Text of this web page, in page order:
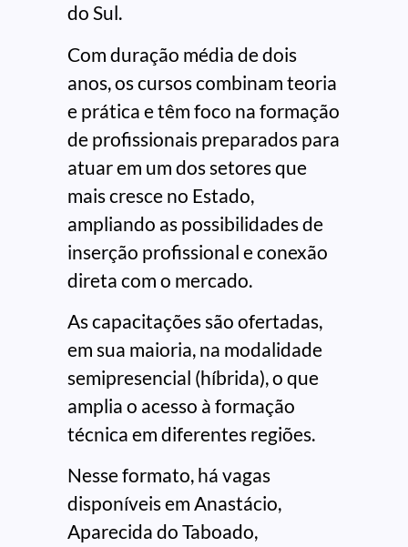
do Sul.
Com duração média de dois
anos, os cursos combinam teoria
e prática e têm foco na formação
de profissionais preparados para
atuar em um dos setores que
mais cresce no Estado,
ampliando as possibilidades de
inserção profissional e conexão
direta com o mercado.
As capacitações são ofertadas,
em sua maioria, na modalidade
semipresencial (híbrida), o que
amplia o acesso à formação
técnica em diferentes regiões.
Nesse formato, há vagas
disponíveis em Anastácio,
Aparecida do Taboado,